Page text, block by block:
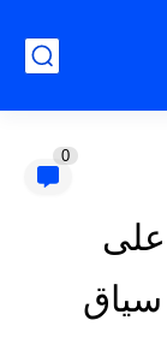
0
على
سياق